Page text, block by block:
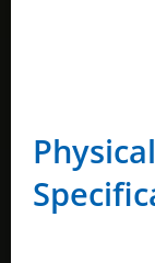
Physical